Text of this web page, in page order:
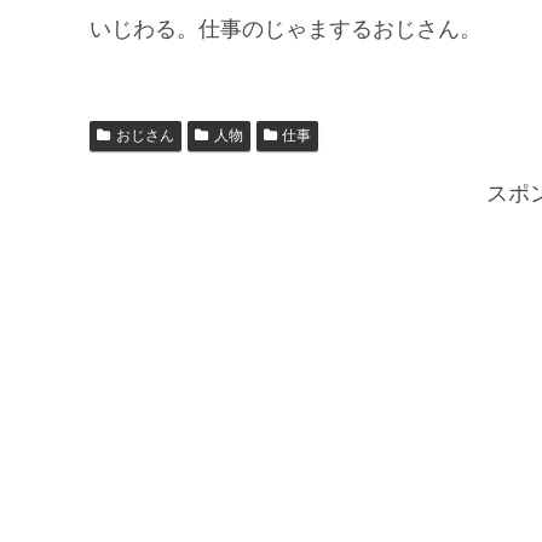
いじわる。仕事のじゃまするおじさん。
おじさん 人物 仕事
スポ